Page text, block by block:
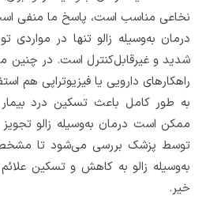
نخاعی مناسب است، پاسخ ما منفی
درمان به‌وسیله زالو تنها در
شدید و غیرقابل‌کنترل است. در
راهکارهای دارویی یا فیزیوتراپی هم
به طور کامل باعث تسکین درد
ممکن است درمان به‌وسیله زالو تجویز
توسط پزشک بررسی می‌شود تا مشخص
به‌وسیله زالو به کاهش و تسکین
خیر‌.